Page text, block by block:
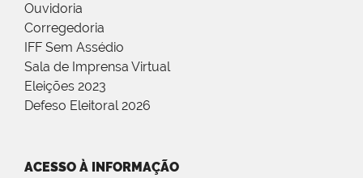
Ouvidoria
Corregedoria
IFF Sem Assédio
Sala de Imprensa Virtual
Eleições 2023
Defeso Eleitoral 2026
ACESSO À INFORMAÇÃO